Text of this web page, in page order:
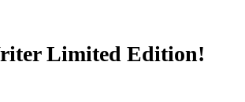
Limited Edition!